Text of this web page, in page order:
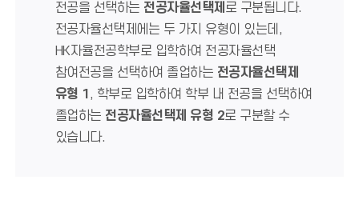
전공을 선택하는 전공자율선택제 로 구분됩니다.
전공자율선택제에는 두 가지 유형이 있는데,
HK자율전공학부로 입학하여 전공자율선택
참여전공을 선택하여 졸업하는 전공자율선택제
유형 1 , 학부로 입학하여 학부 내 전공을 선택하여
졸업하는 전공자율선택제 유형 2로 구분할 수
있습니다.